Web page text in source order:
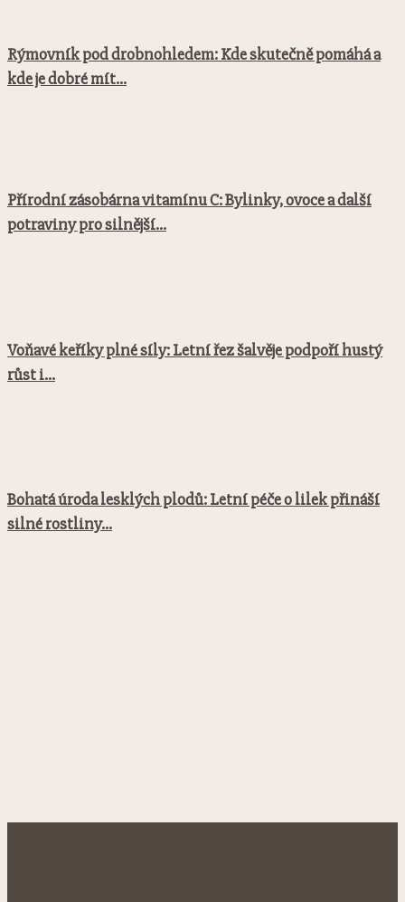
Rýmovník pod drobnohledem: Kde skutečně pomáhá a
kde je dobré mít...
Přírodní zásobárna vitamínu C: Bylinky, ovoce a další
potraviny pro silnější...
Voňavé keříky plné síly: Letní řez šalvěje podpoří hustý
růst i...
Bohatá úroda lesklých plodů: Letní péče o lilek přináší
silné rostliny...